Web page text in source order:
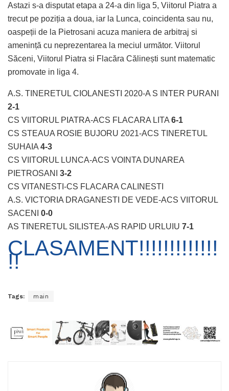
Astazi s-a disputat etapa a 24-a din liga 5, Viitorul Piatra a
trecut pe poziția a doua, iar la Lunca, coincidenta sau nu,
oaspeții de la Pietrosani acuza maniera de arbitraj si
amenință cu neprezentarea la meciul următor. Viitorul
Săceni, Viitorul Piatra si Flacăra Călinești sunt matematic
promovate in liga 4.
A.S. TINERETUL CIOLANESTI 2020-A S INTER PURANI
2-1
CS VIITORUL PIATRA-ACS FLACARA LITA 6-1
CS STEAUA ROSIE BUJORU 2021-ACS TINERETUL
SUHAIA 4-3
CS VIITORUL LUNCA-ACS VOINTA DUNAREA
PIETROSANI 3-2
CS VITANESTI-CS FLACARA CALINESTI
A.S. VICTORIA DRAGANESTI DE VEDE-ACS VIITORUL
SACENI 0-0
AS TINERETUL SILISTEA-AS RAPID URLUIU 7-1
CLASAMENT!!!!!!!!!!!!!
!!
Tags: main